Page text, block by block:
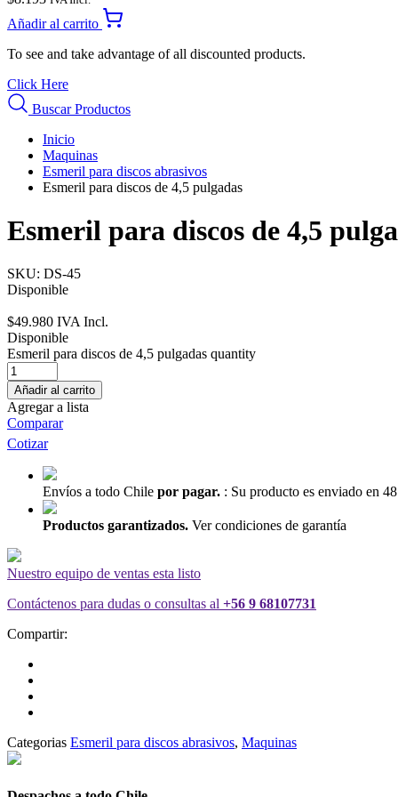
Añadir al carrito
To see and take advantage of all discounted products.
Click Here
Buscar Productos
Inicio
Maquinas
Esmeril para discos abrasivos
Esmeril para discos de 4,5 pulgadas
Esmeril para discos de 4,5
SKU: DS-45
Disponible
$49.980 IVA Incl.
Disponible
Esmeril para discos de 4,5 pulgadas quantity
Añadir al carrito
Agregar a lista
Comparar
Cotizar
Envíos a todo Chile por pagar. : Su producto es enviado en
Productos garantizados. Ver condiciones de garantía
Nuestro equipo de ventas esta listo
Contáctenos para dudas o consultas al +56 9 68107731
Compartir:
Categorias Esmeril para discos abrasivos, Maquinas